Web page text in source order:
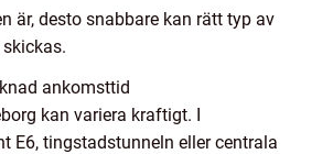
är, desto snabbare kan rätt typ av
ankomsttid
kan variera kraftigt. I
E6, tingstadstunneln eller centrala